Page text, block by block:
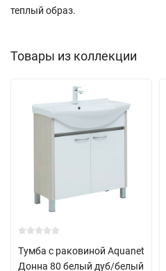
теплый образ.
Товары из коллекции
Тумба с раковиной Aquanet
Донна 80 белый дуб/белый